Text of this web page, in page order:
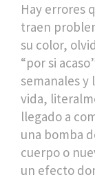
Hay errores
traen
su color,
“por si
semanales y
vida,
llegado a
una bomba
cuerpo o
un efecto